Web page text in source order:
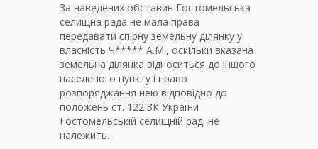
За наведених обставин Гостомельська
селищна рада не мала права
передавати спірну земельну ділянку у
власність Ч***** А.М., оскільки вказана
земельна ділянка відноситься до іншого
населеного пункту і право
розпоряджання нею відповідно до
положень ст. 122 ЗК України
Гостомельській селищній раді не
належить.